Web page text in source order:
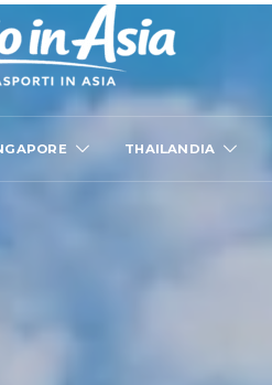
THAILANDIA